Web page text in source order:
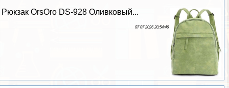
Рюкзак OrsOro DS-928 Оливковый...
07 07 2026 20:54:46